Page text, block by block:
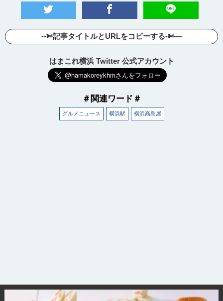
--✄記事タイトルとURLをコピーする-✄—
はまこれ横浜 Twitter 公式アカウント
＃関連ワード＃
グルメニュース 横浜駅 横浜高島屋